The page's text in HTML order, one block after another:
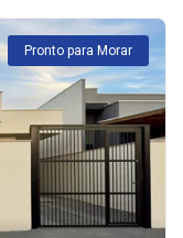
Pronto para Morar